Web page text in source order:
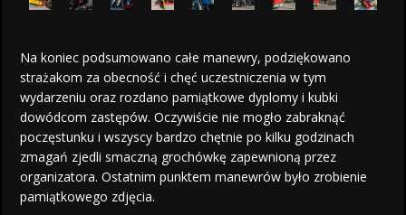
Na koniec podsumowano całe manewry, podziękowano
strażakom za obecność i chęć uczestniczenia w tym
wydarzeniu oraz rozdano pamiątkowe dyplomy i kubki
dowódcom zastępów. Oczywiście nie mogło zabraknąć
poczęstunku i wszyscy bardzo chętnie po kilku godzinach
zmagań zjedli smaczną grochówkę zapewnioną przez
organizatora. Ostatnim punktem manewrów było zrobienie
pamiątkowego zdjęcia.